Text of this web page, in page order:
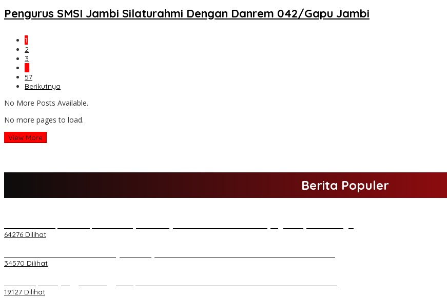
Pengurus SMSI Jambi Silaturahmi Dengan Danrem 042/Gapu Jambi
1
2
3
…
57
Berikutnya
No More Posts Available.
No more pages to load.
View More
Berita Populer
64276 Dilihat
34570 Dilihat
19127 Dilihat